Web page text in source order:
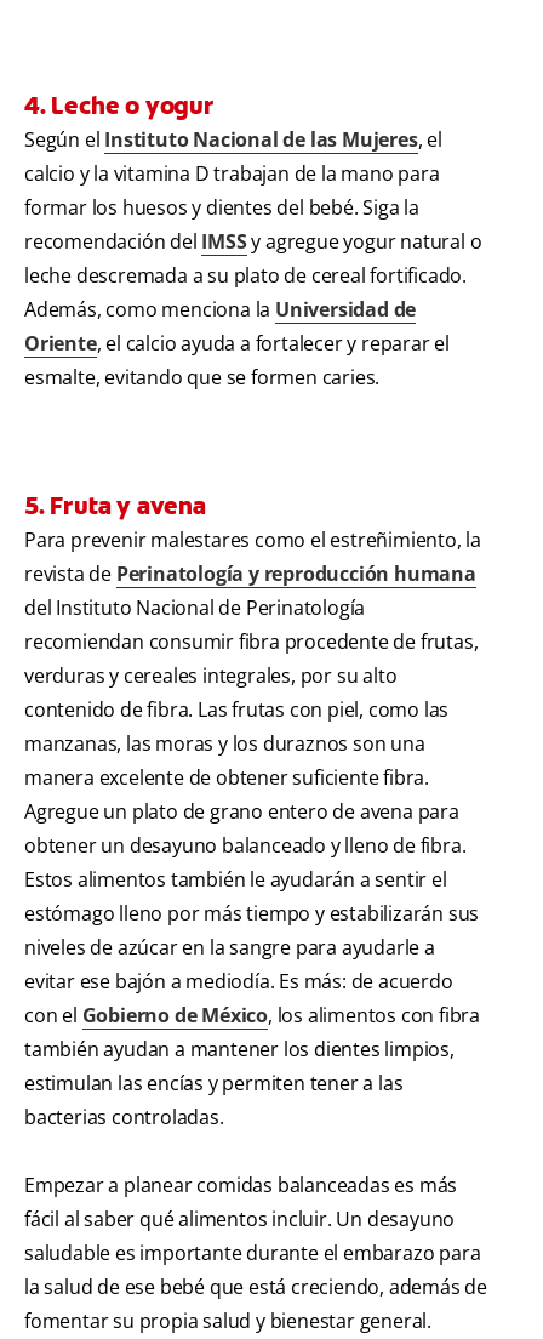
4. Leche o yogur
Según el Instituto Nacional de las Mujeres, el
calcio y la vitamina D trabajan de la mano para
formar los huesos y dientes del bebé. Siga la
recomendación del IMSSy agregue yogur natural o
leche descremada a su plato de cereal fortificado.
Además, como menciona la Universidad de
Oriente, el calcio ayuda a fortalecer y reparar el
esmalte, evitando que se formen caries.
5. Fruta y avena
Para prevenir malestares como el estreñimiento, la
revista de Perinatología y reproducción humana
del Instituto Nacional de Perinatología
recomiendan consumir fibra procedente de frutas,
verduras y cereales integrales, por su alto
contenido de fibra. Las frutas con piel, como las
manzanas, las moras y los duraznos son una
manera excelente de obtener suficiente fibra.
Agregue un plato de grano entero de avena para
obtener un desayuno balanceado y lleno de fibra.
Estos alimentos también le ayudarán a sentir el
estómago lleno por más tiempo y estabilizarán sus
niveles de azúcar en la sangre para ayudarle a
evitar ese bajón a mediodía. Es más: de acuerdo
con el Gobierno de México, los alimentos con fibra
también ayudan a mantener los dientes limpios,
estimulan las encías y permiten tener a las
bacterias controladas.
Empezar a planear comidas balanceadas es más
fácil al saber qué alimentos incluir. Un desayuno
saludable es importante durante el embarazo para
la salud de ese bebé que está creciendo, además de
fomentar su propia salud y bienestar general.